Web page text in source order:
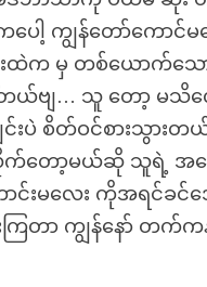
ပေါ့ ကျွန်တော်ကော
ထဲက မှ တစ်ယောက်သေ
ဗျ… သူ တော့ မသိလ
င်းပဲ စိတ်ဝင်စားသွားတ
ော့မယ်ဆို သူရဲ့ အကြ
မလေး ကိုအရင်ခင်အ
ြတာ ကျွန်နော် တက်